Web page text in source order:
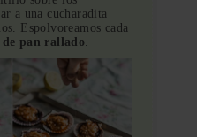
a una cucharadita
Espolvoreamos cada
de pan rallado.